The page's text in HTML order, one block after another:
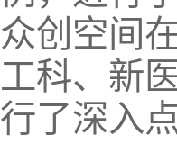
众创空间
工科、新
行了深入